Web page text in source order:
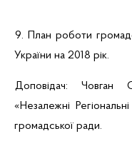
9. План роботи
України на 2018 рік.
Доповідач: Човган
«Незалежні
громадської ради.